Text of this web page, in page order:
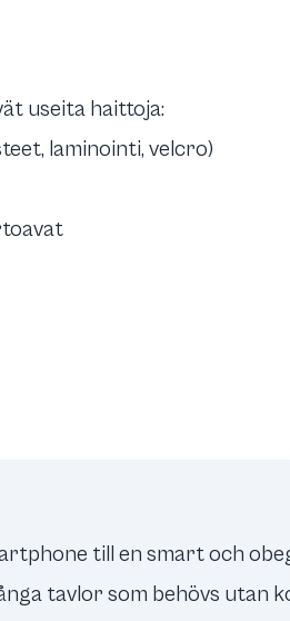
useita haittoja:
laminointi, velcro)
till en smart och
tavlor som behövs utan